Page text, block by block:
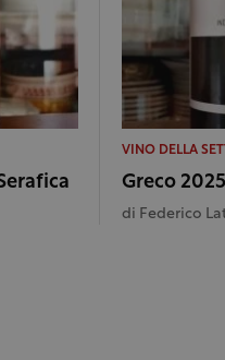
VINO DELLA
Greco
di Federico